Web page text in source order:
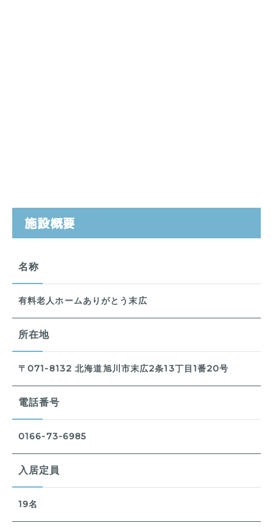
施設概要
名称
有料老人ホームありがとう末広
所在地
〒071-8132 北海道旭川市末広2条13丁目1番20号
電話番号
0166-73-6985
入居定員
19名